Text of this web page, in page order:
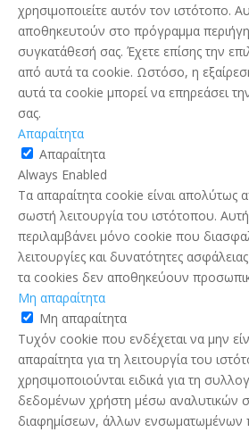
χρησιμοποιείτε αυτόν τον ιστότοπο.
αποθηκευτούν στο πρόγραμμα
συγκατάθεσή σας. Έχετε επίσης την
από αυτά τα cookie. Ωστόσο, η
αυτά τα cookie μπορεί να επηρεάσει
σας.
Απαραίτητα
Απαραίτητα
Always Enabled
Τα απαραίτητα cookie είναι απολύτως
σωστή λειτουργία του ιστότοπου.
περιλαμβάνει μόνο cookie που
λειτουργίες και δυνατότητες
τα cookies δεν αποθηκεύουν
Μη απαραίτητα
Μη απαραίτητα
Τυχόν cookie που ενδέχεται να μην
απαραίτητα για τη λειτουργία του
χρησιμοποιούνται ειδικά για τη
δεδομένων χρήστη μέσω αναλυτικών
διαφημίσεων, άλλων ενσωματωμένων